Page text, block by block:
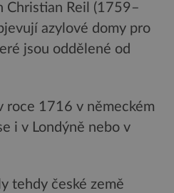
Christian Reil (1759–
azylové domy pro
jsou oddělené od
roce 1716 v německém
i v Londýně nebo v
tehdy české země